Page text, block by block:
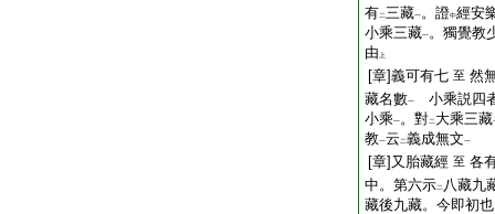
有二三藏一。證中經安
小乘三藏一。獨覺教
由
上
[章]義可有七 至 然
藏名數一
小乘説四
小乘一。對二 大乘三藏
教一云 二義成無文一
[章]又胎藏經 至 各
中。第六示二 八藏九
藏後九藏。今即初